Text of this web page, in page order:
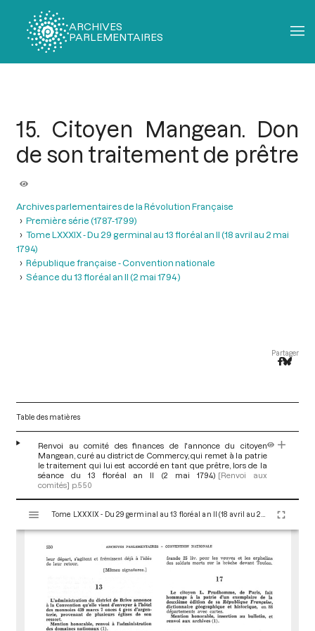
ARCHIVES
PARLEMENTAIRES
15. Citoyen Mangean. Don
de son traitement de prêtre
Archives parlementaires de la Révolution Française
Première série (1787-1799)
Tome LXXXIX - Du 29 germinal au 13 floréal an II (18 avril au 2 mai
1794)
République française - Convention nationale
Séance du 13 floréal an II (2 mai 1794 )
Partager
Table des matières
Renvoi au comité des finances de l'annonce du citoyen
Mangean, curé au district de Commercy, qui remet à la patrie
le traitement qui lui est accordé en tant que prêtre, lors de la
séance du 13 floréal an II (2 mai 1794) [Renvoi aux
comités] p.550
s